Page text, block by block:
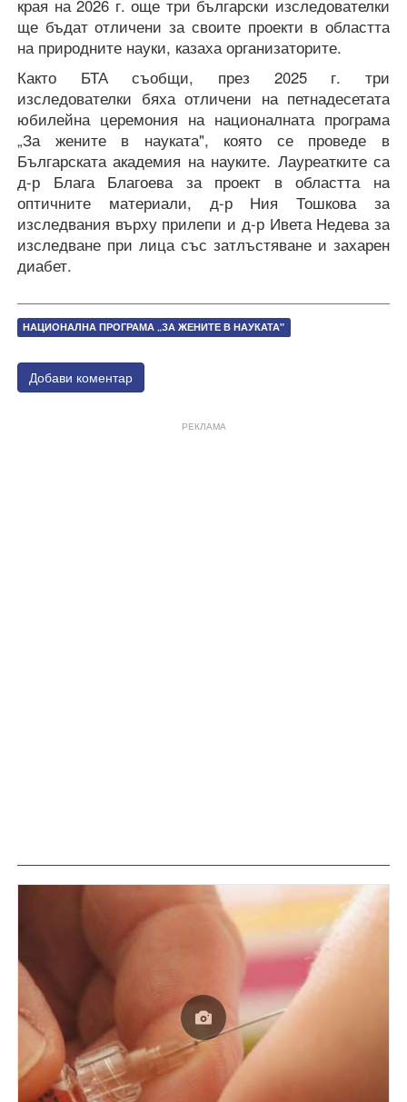
края на 2026 г. още три български изследователки
ще бъдат отличени за своите проекти в областта
на природните науки, казаха организаторите.
Както БТА съобщи, през 2025 г. три
изследователки бяха отличени на петнадесетата
юбилейна церемония на националната програма
„За жените в науката", която се проведе в
Българската академия на науките. Лауреатките са
д-р Блага Благоева за проект в областта на
оптичните материали, д-р Ния Тошкова за
изследвания върху прилепи и д-р Ивета Недева за
изследване при лица със затлъстяване и захарен
диабет.
НАЦИОНАЛНА ПРОГРАМА „ЗА ЖЕНИТЕ В НАУКАТА"
Добави коментар
РЕКЛАМА